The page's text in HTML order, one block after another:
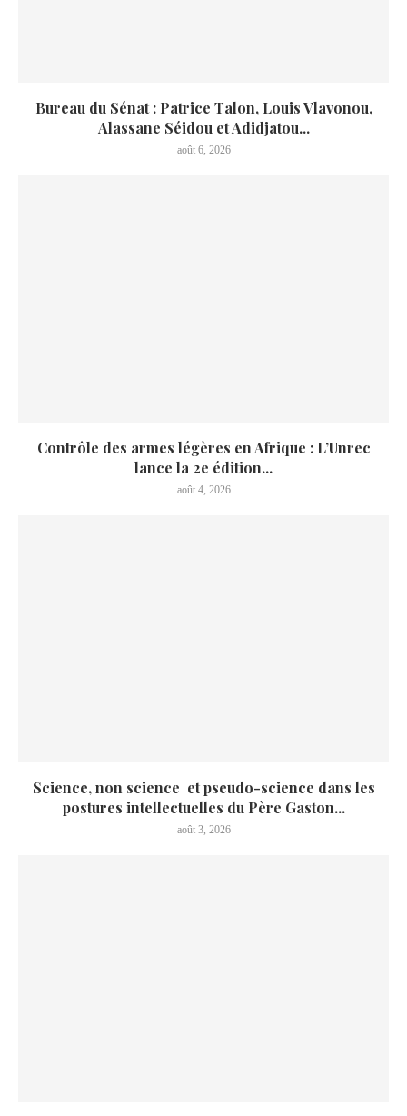
Bureau du Sénat : Patrice Talon, Louis Vlavonou,
Alassane Séidou et Adidjatou...
août 6, 2026
Contrôle des armes légères en Afrique : L’Unrec
lance la 2e édition...
août 4, 2026
Science, non science et pseudo-science dans les
postures intellectuelles du Père Gaston...
août 3, 2026